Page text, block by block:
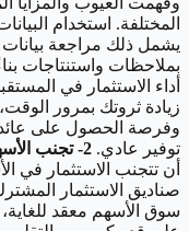
المختلفة. استخدام
يشمل ذلك مراجعة بيانات
بملاحظات واستنتاجات
أداء الاستثمار في
زيادة ثروتك بمرور
وفرصة الحصول على
توفير عادي. 2- تجنب الأسهم الفردية إذا كنت مبتدئًا:
أن تتجنب الاستثمار في
صناديق الاستثمار
سوق الأسهم معقد